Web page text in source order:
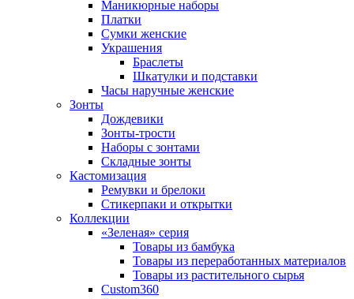
Маникюрные наборы
Платки
Сумки женские
Украшения
Браслеты
Шкатулки и подставки
Часы наручные женские
Зонты
Дождевики
Зонты-трости
Наборы с зонтами
Складные зонты
Кастомизация
Ремувки и брелоки
Стикерпаки и открытки
Коллекции
«Зеленая» серия
Товары из бамбука
Товары из переработанных материалов
Товары из растительного сырья
Custom360